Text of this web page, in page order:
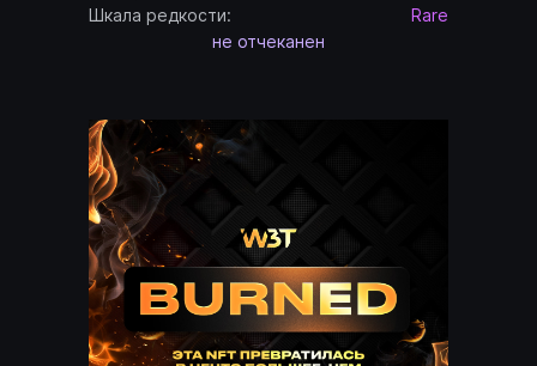
Шкала редкости:
Rare
не отчеканен